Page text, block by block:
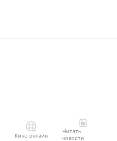
Кино онлайн
Читать
новости